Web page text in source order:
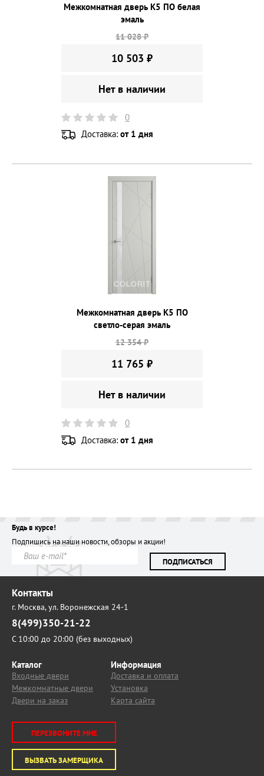
Межкомнатная дверь К5 ПО белая
эмаль
11 028 ₽
10 503 ₽
Нет в наличии
0
Доставка: от 1 дня
Межкомнатная дверь К5 ПО
светло-серая эмаль
12 354 ₽
11 765 ₽
Нет в наличии
0
Доставка: от 1 дня
Будь в курсе!
Подпишись на наши новости, обзоры и акции!
ПОДПИСАТЬСЯ
Контакты
г. Москва,ул. Воронежская 24-1
8(499)350-21-22
С 10:00 до 20:00 (без выходных)
Каталог
Входные двери
Межкомнатные двери
Двери на заказ
Информация
Доставка и оплата
Установка
Карта сайта
ПЕРЕЗВОНИТЕ МНЕ
ВЫЗВАТЬ ЗАМЕРЩИКА